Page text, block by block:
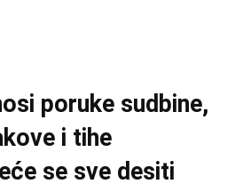
poruke sudbine,
i tihe
se sve desiti